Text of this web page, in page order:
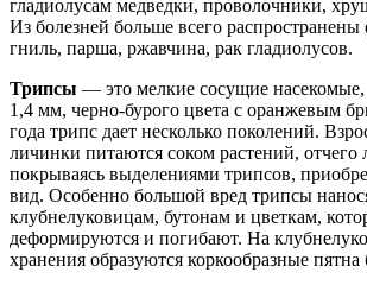
гладиолусам медведки, проволочники,
Из болезней больше всего распространены
гниль, парша, ржавчина, рак гладиолусов.
Трипсы — это мелкие сосущие
1,4 мм, черно-бурого цвета с оранжевым
года трипс дает несколько поколений.
личинки питаются соком растений, отчего
покрываясь выделениями трипсов,
вид. Особенно большой вред трипсы
клубнелуковицам, бутонам и цветкам,
деформируются и погибают. На
хранения образуются коркообразные пятна